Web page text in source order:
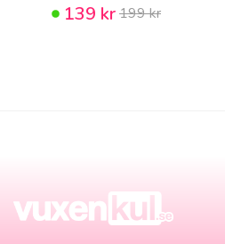
139 kr199 kr